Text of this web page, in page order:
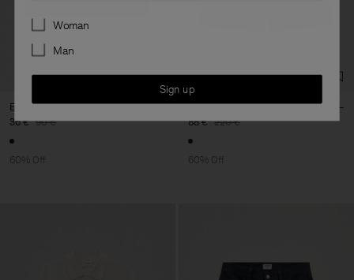
Eric Hat
36 € 90 €
60% Off
Oversized Work Shorts
88 € 220 €
60% Off
Preferences
Woman
Man
Sign up